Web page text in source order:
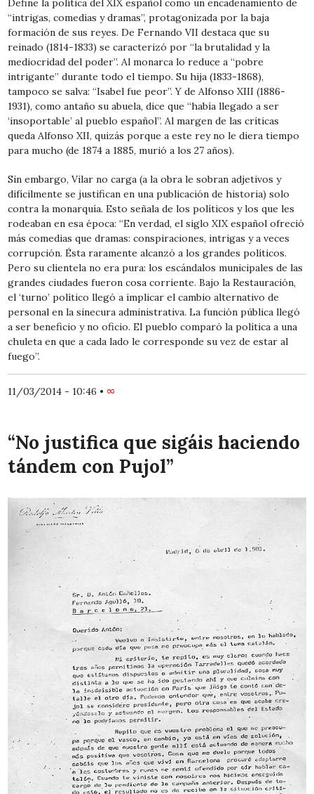
Define la política del XIX español como un encadenamiento de
“intrigas, comedias y dramas”, protagonizada por la baja
formación de sus reyes. De Fernando VII destaca que su
reinado (1814-1833) se caracterizó por “la brutalidad y la
mediocridad del poder”. Al monarca lo reduce a “pobre
intrigante” durante todo el tiempo. Su hija (1833-1868),
tampoco se salva: “Isabel fue peor”. Y de Alfonso XIII (1886-
1931), como antaño su abuela, dice que “había llegado a ser
‘insoportable’ al pueblo español”. Al margen de las críticas
queda Alfonso XII, quizás porque a este rey no le diera tiempo
para mucho (de 1874 a 1885, murió a los 27 años).
Sin embargo, Vilar no carga (a la obra le sobran adjetivos y
difícilmente se justifican en una publicación de historia) solo
contra la monarquía. Esto señala de los políticos y los que les
rodeaban en esa época: “En verdad, el siglo XIX español ofreció
más comedias que dramas: conspiraciones, intrigas y a veces
corrupción. Ésta raramente alcanzó a los grandes políticos.
Pero su clientela no era pura: los escándalos municipales de las
grandes ciudades fueron cosa corriente. Bajo la Restauración,
el ‘turno’ político llegó a implicar el cambio alternativo de
personal en la sinecura administrativa. La función pública llegó
a ser beneficio y no oficio. El pueblo comparó la política a una
chuleta en que a cada lado le corresponde su vez de estar al
fuego”.
11/03/2014 - 10:46 • ∞
“No justifica que sigáis haciendo
tándem con Pujol”